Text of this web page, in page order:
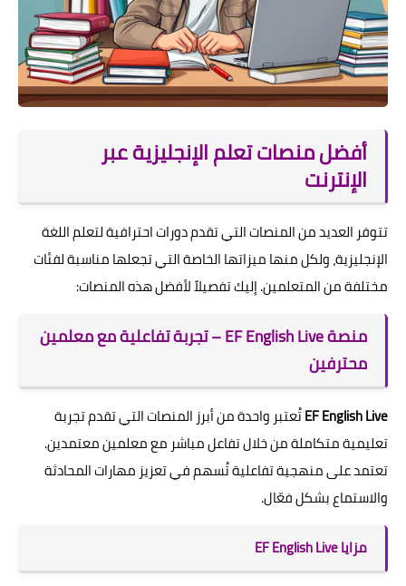
أفضل منصات تعلم الإنجليزية عبر
الإنترنت
تتوفر العديد من المنصات التي تقدم دورات احترافية لتعلم اللغة
الإنجليزية، ولكل منها ميزاتها الخاصة التي تجعلها مناسبة لفئات
مختلفة من المتعلمين. إليك تفصيلاً لأفضل هذه المنصات:
منصة EF English Live – تجربة تفاعلية مع معلمين
محترفين
EF English Liveتُعتبر واحدة من أبرز المنصات التي تقدم تجربة
تعليمية متكاملة من خلال تفاعل مباشر مع معلمين معتمدين.
تعتمد على منهجية تفاعلية تُسهم في تعزيز مهارات المحادثة
والاستماع بشكل فعّال.
مزايا EF English Live